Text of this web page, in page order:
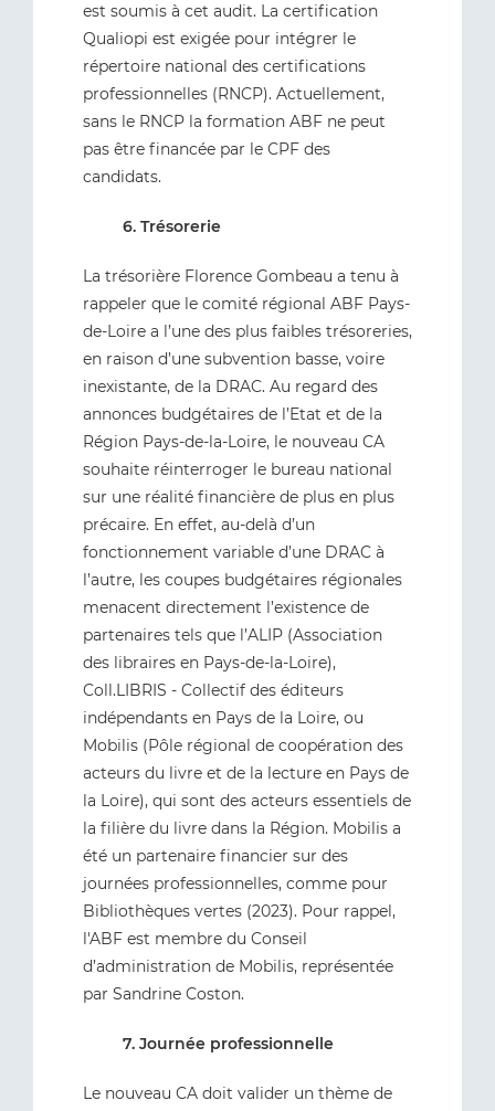
est soumis à cet audit. La certification
Qualiopi est exigée pour intégrer le
répertoire national des certifications
professionnelles (RNCP). Actuellement,
sans le RNCP la formation ABF ne peut
pas être financée par le CPF des
candidats.
6. Trésorerie
La trésorière Florence Gombeau a tenu à
rappeler que le comité régional ABF Pays-
de-Loire a l’une des plus faibles trésoreries,
en raison d’une subvention basse, voire
inexistante, de la DRAC. Au regard des
annonces budgétaires de l’Etat et de la
Région Pays-de-la-Loire, le nouveau CA
souhaite réinterroger le bureau national
sur une réalité financière de plus en plus
précaire. En effet, au-delà d’un
fonctionnement variable d’une DRAC à
l’autre, les coupes budgétaires régionales
menacent directement l’existence de
partenaires tels que l’ALIP (Association
des libraires en Pays-de-la-Loire),
Coll.LIBRIS - Collectif des éditeurs
indépendants en Pays de la Loire, ou
Mobilis (Pôle régional de coopération des
acteurs du livre et de la lecture en Pays de
la Loire), qui sont des acteurs essentiels de
la filière du livre dans la Région. Mobilis a
été un partenaire financier sur des
journées professionnelles, comme pour
Bibliothèques vertes (2023). Pour rappel,
l'ABF est membre du Conseil
d’administration de Mobilis, représentée
par Sandrine Coston.
7. Journée professionnelle
Le nouveau CA doit valider un thème de